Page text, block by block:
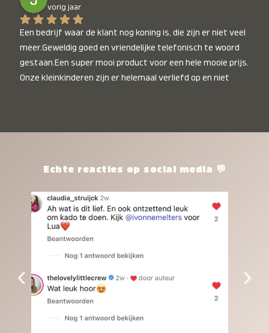
vorig jaar
Een bedrijf waar de klant nog koning is, die zijn er niet veel
meer.Geweldig goed en vriendelijke telefonisch te woord
gestaan.Een super mooi product voor een hele mooie prijs.
Onze kleinkinderen zijn er helemaal verliefd op en niet
het waard.Echte reacties op social media 💬
‹ ›